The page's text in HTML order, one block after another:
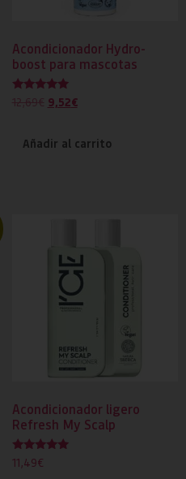
Acondicionador Hydro-
boost para mascotas
Valorado
con
12,69€ 9,52€
Añadir al carrito
Acondicionador ligero
Refresh My Scalp
Valorado
con
11,49€